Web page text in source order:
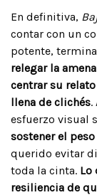
En definitiva,
contar con un
potente,
relegar la
centrar su
llena de clichés.
esfuerzo visual
sostener el
querido evitar
toda la cinta. Lo
resiliencia de